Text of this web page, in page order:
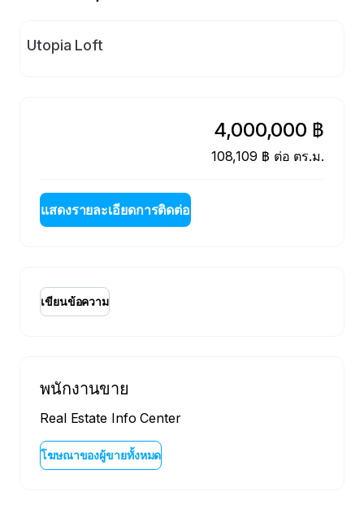
Utopia Loft
4,000,000 ฿
108,109 ฿ ต่อ ตร.ม.
แสดงรายละเอียดการติดต่อ
เขียนข้อความ
พนักงานขาย
Real Estate Info Center
โฆษณาของผู้ขายทั้งหมด